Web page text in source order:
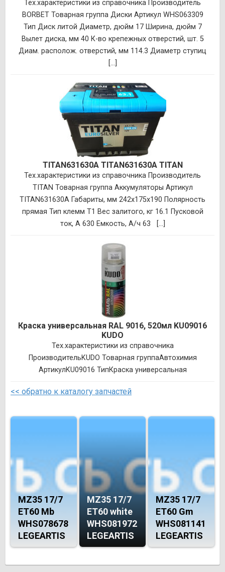
Тех.характеристики из справочника Производитель
BORBET Товарная группа Диски Артикул WHS063309
Тип Диск литой Диаметр, дюйм 17 Ширина, дюйм 7
Вылет диска, мм 40 К-во крепежных отверстий, шт. 5
Диам. располож. отверстий, мм 114.3 Диаметр ступиц
[...]
TITAN631630A TITAN631630A TITAN
Тех.характеристики из справочника Производитель
TITAN Товарная группа Аккумуляторы Артикул
TITAN631630A Габариты, мм 242x175x190 Полярность
прямая Тип клемм T1 Вес залитого, кг 16.1 Пусковой
ток, А 630 Емкость, А/ч 63 [...]
Краска универсальная RAL 9016, 520мл KU09016
KUDO
Тех.характеристики из справочника
ПроизводительKUDO Товарная группаАвтохимия
АртикулKU09016 ТипКраска универсальная
<< обратно к каталогу запчастей
MZ35 17/7
ET60 Mb
WHS078678
LEGEARTIS
MZ35 17/7
ET60 white
WHS081972
LEGEARTIS
MZ35 17/7
ET60 Gm
WHS081141
LEGEARTIS